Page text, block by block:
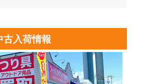
入荷情報